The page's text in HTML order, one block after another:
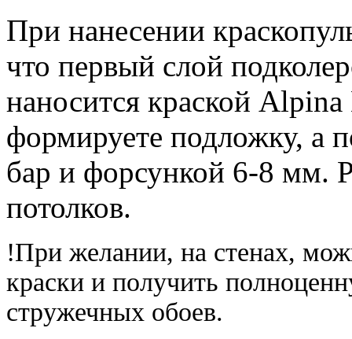
При нанесении
что первый слой
наносится краской
формируете подложку, а
бар и форсункой 6-8 мм.
потолков.
!При желании, на стенах,
краски и получить
стружечных обоев.